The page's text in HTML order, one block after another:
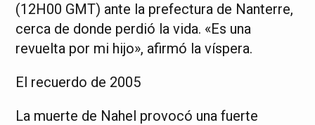
(12H00 GMT) ante la prefectura de Nanterre,
cerca de donde perdió la vida. «Es una
revuelta por mi hijo», afirmó la víspera.
El recuerdo de 2005
La muerte de Nahel provocó una fuerte